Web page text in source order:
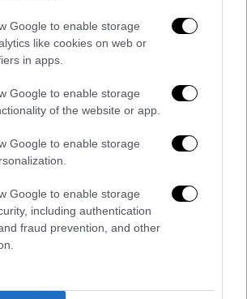
Google to enable storage
like cookies on web or
in apps.
Google to enable storage
of the website or app.
Google to enable storage
Google to enable storage
including authentication
fraud prevention, and other
που θέλει και μπορεί να
παντού»
αφού, όπως
με τοΔημογραφικό
η εργασία, η στέγη, η
το ασφαλιστικό,
και σε περίπτωση που γίνουμε
είμαι πρόεδρος, τη
Δευτέρα
θα ζητήσωΣυμβούλιο
για το Δημογραφικό
που διασφαλίζουν συνέχεια